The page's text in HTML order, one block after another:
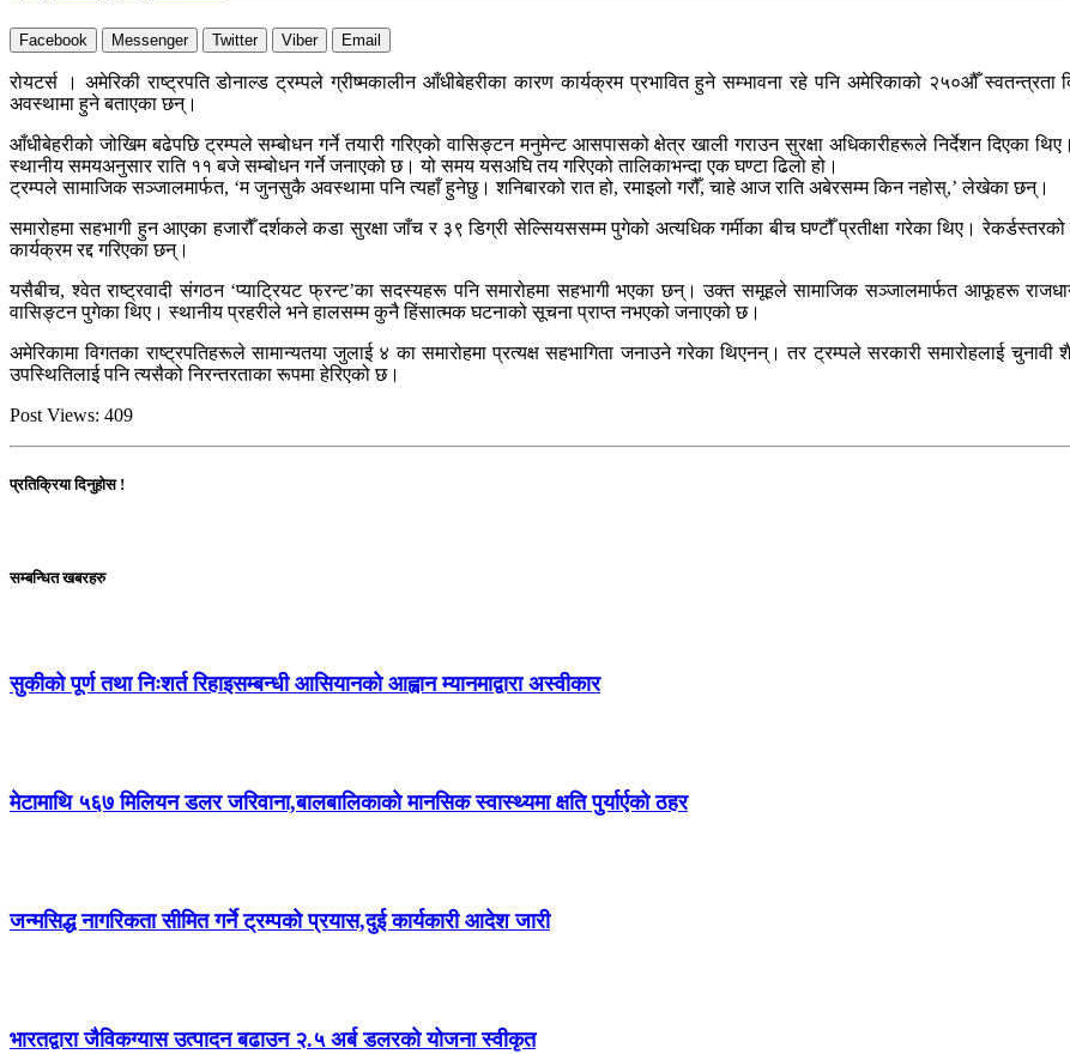
Facebook Messenger Twitter Viber Email
रोयटर्स । अमेरिकी राष्ट्रपति डोनाल्ड ट्रम्पले ग्रीष्मकालीन आँधीबेहरीका कारण कार्यक्रम प्रभावित हुने सम्भावना रहे पनि अमेरिकाको २५०औँ
अवस्थामा हुने बताएका छन्।
आँधीबेहरीको जोखिम बढेपछि ट्रम्पले सम्बोधन गर्ने तयारी गरिएको वासिङ्टन मनुमेन्ट आसपासको क्षेत्र खाली गराउन सुरक्षा अधिकारीहरूले निर्देशन दिएका
स्थानीय समयअनुसार राति ११ बजे सम्बोधन गर्ने जनाएको छ। यो समय यसअघि तय गरिएको तालिकाभन्दा एक घण्टा ढिलो हो।
ट्रम्पले सामाजिक सञ्जालमार्फत, ‘म जुनसुकै अवस्थामा पनि त्यहाँ हुनेछु। शनिबारको रात हो, रमाइलो गरौँ, चाहे आज राति अबेरसम्म किन नहोस्,’ लेखेका छन्।
समारोहमा सहभागी हुन आएका हजारौँ दर्शकले कडा सुरक्षा जाँच र ३९ डिग्री सेल्सियससम्म पुगेको अत्यधिक गर्मीका बीच घण्टौँ प्रतीक्षा गरेका थिए।
कार्यक्रम रद्द गरिएका छन्।
यसैबीच, श्वेत राष्ट्रवादी संगठन ‘प्याट्रियट फ्रन्ट’का सदस्यहरू पनि समारोहमा सहभागी भएका छन्। उक्त समूहले सामाजिक सञ्जालमार्फत आफूहरू
वासिङ्टन पुगेका थिए। स्थानीय प्रहरीले भने हालसम्म कुनै हिंसात्मक घटनाको सूचना प्राप्त नभएको जनाएको छ।
अमेरिकामा विगतका राष्ट्रपतिहरूले सामान्यतया जुलाई ४ का समारोहमा प्रत्यक्ष सहभागिता जनाउने गरेका थिएनन्। तर ट्रम्पले सरकारी समारोहलाई
उपस्थितिलाई पनि त्यसैको निरन्तरताका रूपमा हेरिएको छ।
Post Views: 409
प्रतिक्रिया दिनुहोस !
सम्बन्धित खबरहरु
सुकीको पूर्ण तथा निःशर्त रिहाइसम्बन्धी आसियानको आह्वान म्यानमाद्वारा अस्वीकार
मेटामाथि ५६७ मिलियन डलर जरिवाना,बालबालिकाको मानसिक स्वास्थ्यमा क्षति पुर्यार्एको ठहर
जन्मसिद्ध नागरिकता सीमित गर्ने ट्रम्पको प्रयास,दुई कार्यकारी आदेश जारी
भारतद्वारा जैविकग्यास उत्पादन बढाउन २.५ अर्ब डलरको योजना स्वीकृत